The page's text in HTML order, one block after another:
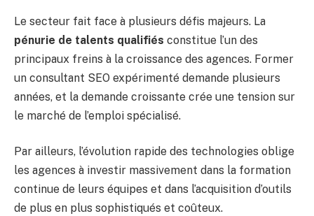
Le secteur fait face à plusieurs défis majeurs. La
pénurie de talents qualifiés constitue l’un des
principaux freins à la croissance des agences. Former
un consultant SEO expérimenté demande plusieurs
années, et la demande croissante crée une tension sur
le marché de l’emploi spécialisé.
Par ailleurs, l’évolution rapide des technologies oblige
les agences à investir massivement dans la formation
continue de leurs équipes et dans l’acquisition d’outils
de plus en plus sophistiqués et coûteux.